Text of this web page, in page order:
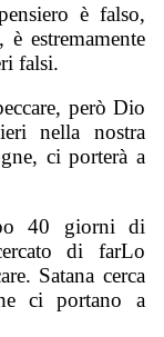
è falso,
estremamente
falsi.
però Dio
nella nostra
ci porterà a
40 giorni di
di farLo
Satana cerca
ci portano a